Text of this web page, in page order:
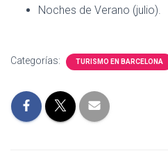
Noches de Verano (julio).
Categorías: TURISMO EN BARCELONA